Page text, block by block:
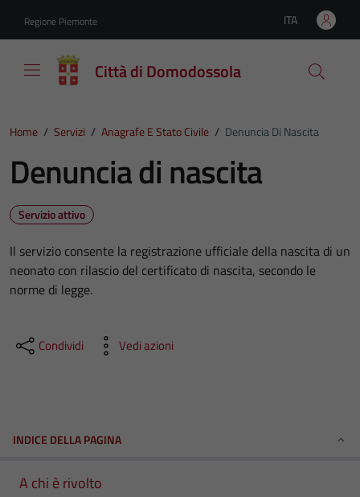
Regione Piemonte Lingua attiva:
ITA
Città di Domodossola
Home / Servizi / Anagrafe E Stato Civile / Denuncia Di Nascita
Denuncia di nascita
Servizio attivo
Il servizio consente la registrazione ufficiale della nascita di un
neonato con rilascio del certificato di nascita, secondo le
norme di legge.
Condividi Vedi azioni
INDICE DELLA PAGINA
A chi è rivolto